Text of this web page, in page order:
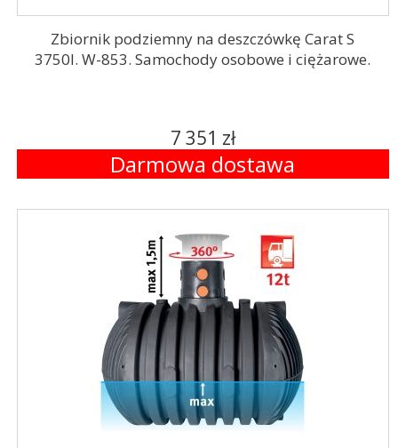
Zbiornik podziemny na deszczówkę Carat S
3750l. W-853. Samochody osobowe i ciężarowe.
7 351 zł
Darmowa dostawa